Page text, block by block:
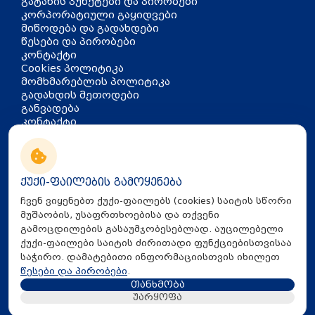
კონტაქტი
თბილისი, აკაკი წერეთლის
გამზირი 126
info@mira.ge
032 235 60 01
კორპორატიული გაყიდვები
მიწოდება და გადახდები
წესები და პირობები
კონტაქტი
Cookies პოლიტიკა
მომხმარებლის პოლიტიკა
გადახდის მეთოდები
განვადება
All Rights Reserved © 2025 Mira.ge
ქუქი-ფაილების გამოყენება
ჩვენ ვიყენებთ ქუქი-ფაილებს (cookies) საიტის სწორი
მუშაობის, უსაფრთხოებისა და თქვენი
გამოცდილების გასაუმჯობესებლად. აუცილებელი
ქუქი-ფაილები საიტის ძირითადი ფუნქციებისთვისაა
საჭირო. დამატებითი ინფორმაციისთვის იხილეთ
წესები და პირობები.
უარყოფა
თანხმობა